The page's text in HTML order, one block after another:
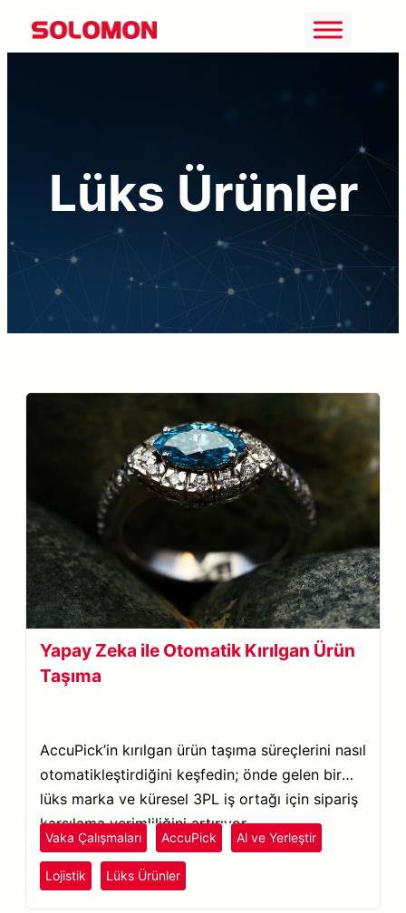
İçeriğe
geç
Lüks Ürünler
Yapay Zeka ile Otomatik Kırılgan Ürün
Taşıma
AccuPick’in kırılgan ürün taşıma süreçlerini nasıl
otomatikleştirdiğini keşfedin; önde gelen bir
lüks marka ve küresel 3PL iş ortağı için sipariş
karşılama verimliliğini artırıyor.
Vaka Çalışmaları AccuPick Al ve Yerleştir
Lojistik Lüks Ürünler